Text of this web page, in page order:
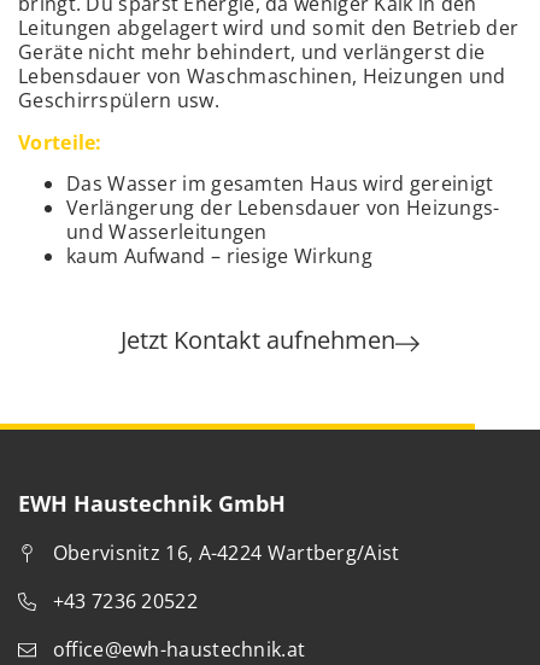
Leitungen abgelagert wird und somit den Betrieb der
Geräte nicht mehr behindert, und verlängerst die
Lebensdauer von Waschmaschinen, Heizungen und
Geschirrspülern usw.
Vorteile:
Das Wasser im gesamten Haus wird gereinigt
Verlängerung der Lebensdauer von Heizungs-
und Wasserleitungen
kaum Aufwand – riesige Wirkung
Jetzt Kontakt aufnehmen
EWH Haustechnik GmbH
Obervisnitz 16, A-4224 Wartberg/Aist
+43 7236 20522
office@ewh-haustechnik.at